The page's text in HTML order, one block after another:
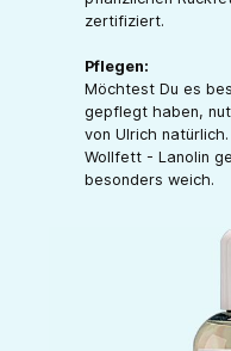
zertifiziert.
Pflegen:
Möchtest Du es
gepflegt haben,
von Ulrich
Wollfett - Lanolin
besonders weich.